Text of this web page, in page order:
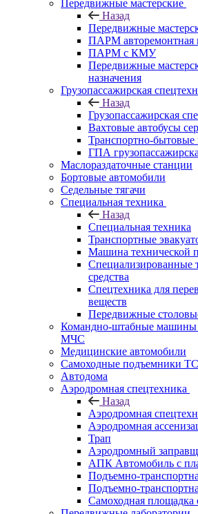
Передвижные мастерские
Назад
Передвижные
ПАРМ авторемонтная
ПАРМ с КМУ
Передвижные
назначения
Грузопассажирская
Назад
Грузопассажирская
Вахтовые автобусы
Транспортно-
ГПА
Маслораздаточные станции
Бортовые автомобили
Седельные тягачи
Специальная техника
Назад
Специальная техника
Транспортные
Машина
Специализированные
средства
Спецтехника для
веществ
Передвижные
Командно-штабные машины
МЧС
Медицинские автомобили
Самоходные подъемники
Автодома
Аэродромная спецтехника
Назад
Аэродромная
Аэродромная
Трап
Аэродромный
АПК Автомобиль с
Подъемно-
Подъемно-
Самоходная